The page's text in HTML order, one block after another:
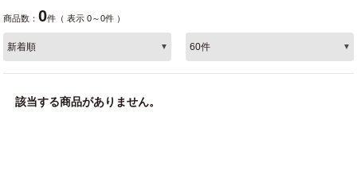
商品数：0件（ 表示 0～0件 ）
該当する商品がありません。